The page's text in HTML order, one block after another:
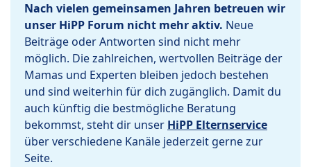
Nach vielen gemeinsamen Jahren betreuen wir
unser HiPP Forum nicht mehr aktiv. Neue
Beiträge oder Antworten sind nicht mehr
möglich. Die zahlreichen, wertvollen Beiträge der
Mamas und Experten bleiben jedoch bestehen
und sind weiterhin für dich zugänglich. Damit du
auch künftig die bestmögliche Beratung
bekommst, steht dir unser HiPP Elternservice
über verschiedene Kanäle jederzeit gerne zur
Seite.